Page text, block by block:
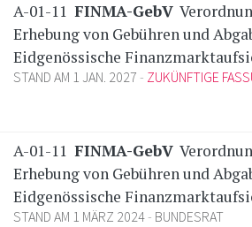
A-01-11 FINMA-GebV
Erhebung von Gebühren und
Eidgenössische
STAND AM 1 JAN. 2027 ZUKÜNFTIGE
A-01-11 FINMA-GebV
Erhebung von Gebühren und
Eidgenössische
STAND AM 1 MÄRZ 2024 BUNDESRAT